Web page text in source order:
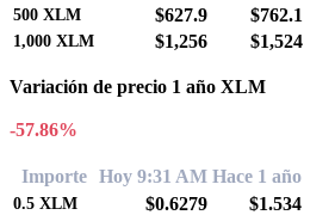
500 XLM $627.9 $762.1
1,000 XLM $1,256 $1,524
Variación de precio 1 año XLM
-57.86%
Importe Hoy 9:31 AM Hace 1 año
0.5 XLM $0.6279 $1.534